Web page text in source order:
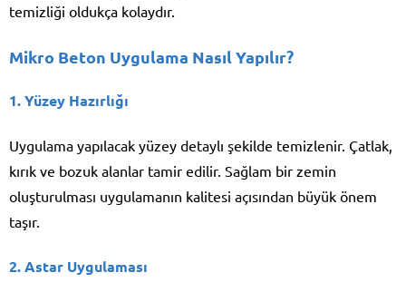
temizliği oldukça kolaydır.
Mikro Beton Uygulama Nasıl Yapılır?
1. Yüzey Hazırlığı
Uygulama yapılacak yüzey detaylı şekilde temizlenir. Çatlak,
kırık ve bozuk alanlar tamir edilir. Sağlam bir zemin
oluşturulması uygulamanın kalitesi açısından büyük önem
taşır.
2. Astar Uygulaması